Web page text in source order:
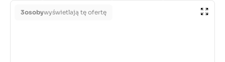
3osobywyświetlają tę ofertę